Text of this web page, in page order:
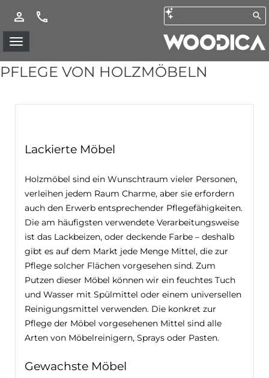
PFLEGE VON HOLZMÖBELN
Lackierte Möbel
Holzmöbel sind ein Wunschtraum vieler Personen,
verleihen jedem Raum Charme, aber sie erfordern
auch den Erwerb entsprechender Pflegefähigkeiten.
Die am häufigsten verwendete Verarbeitungsweise
ist das Lackbeizen, oder deckende Farbe – deshalb
gibt es auf dem Markt jede Menge Mittel, die zur
Pflege solcher Flächen vorgesehen sind. Zum
Putzen dieser Möbel können wir ein feuchtes Tuch
und Wasser mit Spülmittel oder einem universellen
Reinigungsmittel verwenden. Die konkret zur
Pflege der Möbel vorgesehenen Mittel sind alle
Arten von Möbelreinigern, Sprays oder Pasten.
Gewachste Möbel